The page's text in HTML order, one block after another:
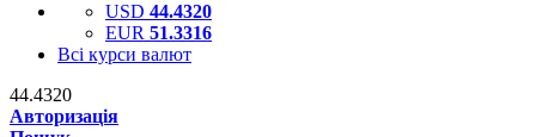
USD 44.4320
EUR 51.3316
Всі курси валют
44.4320
Авторизація